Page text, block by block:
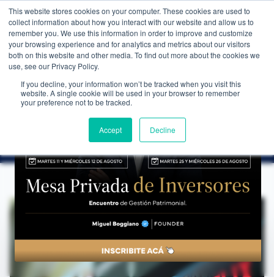
This website stores cookies on your computer. These cookies are used to
collect information about how you interact with our website and allow us to
remember you. We use this information in order to improve and customize
your browsing experience and for analytics and metrics about our visitors
both on this website and other media. To find out more about the cookies we
use, see our Privacy Policy.
If you decline, your information won’t be tracked when you visit this
website. A single cookie will be used in your browser to remember
your preference not to be tracked.
Accept Decline
WEALTH MANAGEMENT CDI MEMBRESÍA
NOTICIAS →NETFLIX SORPRENDIÓ A TODOS
ANÁLISIS DE COYUNTURA
Netflix sorprendió a todos
CDI Club de Inversores·21 de julio de 2024